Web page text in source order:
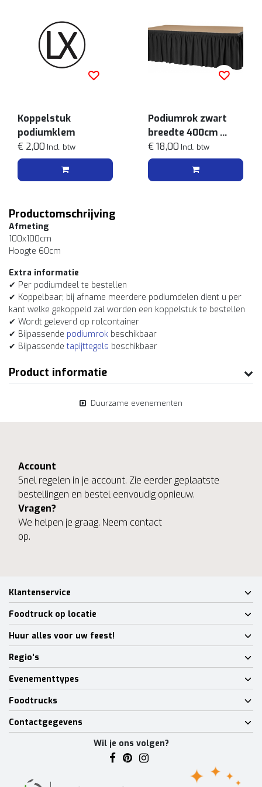
Koppelstuk
podiumklem
€ 2,00 Incl. btw
Podiumrok zwart
breedte 400cm
Hoogte 60cm
€ 18,00 Incl. btw
Productomschrijving
Afmeting
100x100cm
Hoogte 60cm
Extra informatie
✔ Per podiumdeel te bestellen
✔ Koppelbaar; bij afname meerdere podiumdelen dient u per
kant welke gekoppeld zal worden een koppelstuk te bestellen
✔ Wordt geleverd op rolcontainer
✔ Bijpassende podiumrok beschikbaar
✔ Bijpassende tapijttegels beschikbaar
Product informatie
Duurzame evenementen
Account
Snel regelen in je account. Zie eerder geplaatste
bestellingen en bestel eenvoudig opnieuw.
Vragen?
We helpen je graag. Neem contact
op.
Klantenservice
Foodtruck op locatie
Huur alles voor uw feest!
Regio's
Evenementtypes
Foodtrucks
Contactgegevens
Wil je ons volgen?